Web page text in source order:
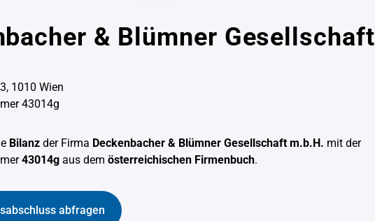
& Blümner Gesellschaft
1010 Wien
43014g
Bilanz der Firma Deckenbacher & Blümner Gesellschaft m.b.H. mit der
43014g aus dem österreichischen Firmenbuch.
abfragen